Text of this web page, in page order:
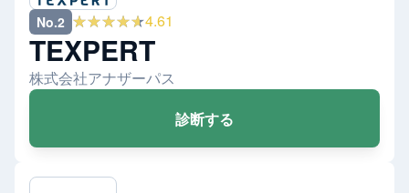
No.2 ★★★★★4.61
TEXPERT
株式会社アナザーパス
診断する